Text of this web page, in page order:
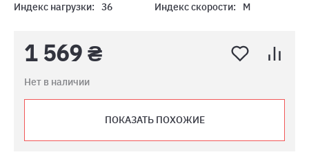
Индекс нагрузки:
36 Индекс скорости: M
1 569 ₴
Нет в наличии
ПОКАЗАТЬ ПОХОЖИЕ